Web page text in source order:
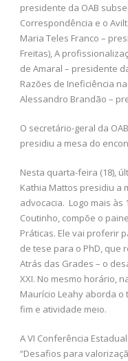
presidente da OAB
Correspondência e o
Maria Teles Franco –
Freitas), A
de Amaral – presidente
Razões de Ineficiência
Alessandro Brandão –
O secretário-geral da
presidiu a mesa do
Nesta quarta-feira (18),
Kathia Mattos presidiu a
advocacia. Logo mais às
Coutinho, compõe o
Práticas. Ele vai proferir
de tese para o PhD, que
Atrás das Grades – o
XXI. No mesmo horário,
Maurício Leahy aborda o
fim e atividade meio.
A VI Conferência
“Desafios para